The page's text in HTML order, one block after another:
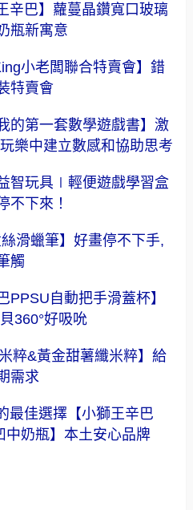
辛巴】蘿蔓晶鑽寬口玻璃
瓶新寓意
小老闆聯合特賣會】錯
特賣會
的第一套數學遊戲書】激
樂中建立數感和協助思考
智玩具∣輕便遊戲學習盒
不下來！
滑蠟筆】好畫停不下手,
觸
PPSU自動把手滑蓋杯】
360°好吸吮
粹&黃金甜薯纖米粹】給
需求
最佳選擇【小獅王辛巴
中奶瓶】本土安心品牌